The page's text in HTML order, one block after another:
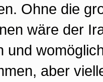
Ohne die
wäre der
und
aber